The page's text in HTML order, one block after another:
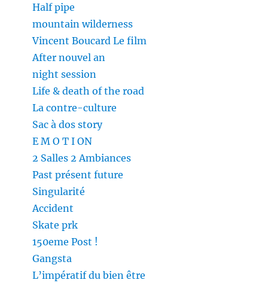
Half pipe
mountain wilderness
Vincent Boucard Le film
After nouvel an
night session
Life & death of the road
La contre-culture
Sac à dos story
E M O T I ON
2 Salles 2 Ambiances
Past présent future
Singularité
Accident
Skate prk
150eme Post !
Gangsta
L’impératif du bien être